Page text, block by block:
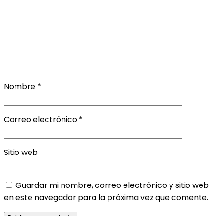
Nombre *
Correo electrónico *
Sitio web
Guardar mi nombre, correo electrónico y sitio web
en este navegador para la próxima vez que comente.